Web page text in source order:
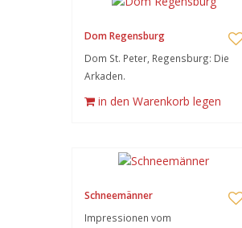
Dom Regensburg
Dom St. Peter, Regensburg: Die
Arkaden.
in den Warenkorb legen
Schneemänner
Impressionen vom